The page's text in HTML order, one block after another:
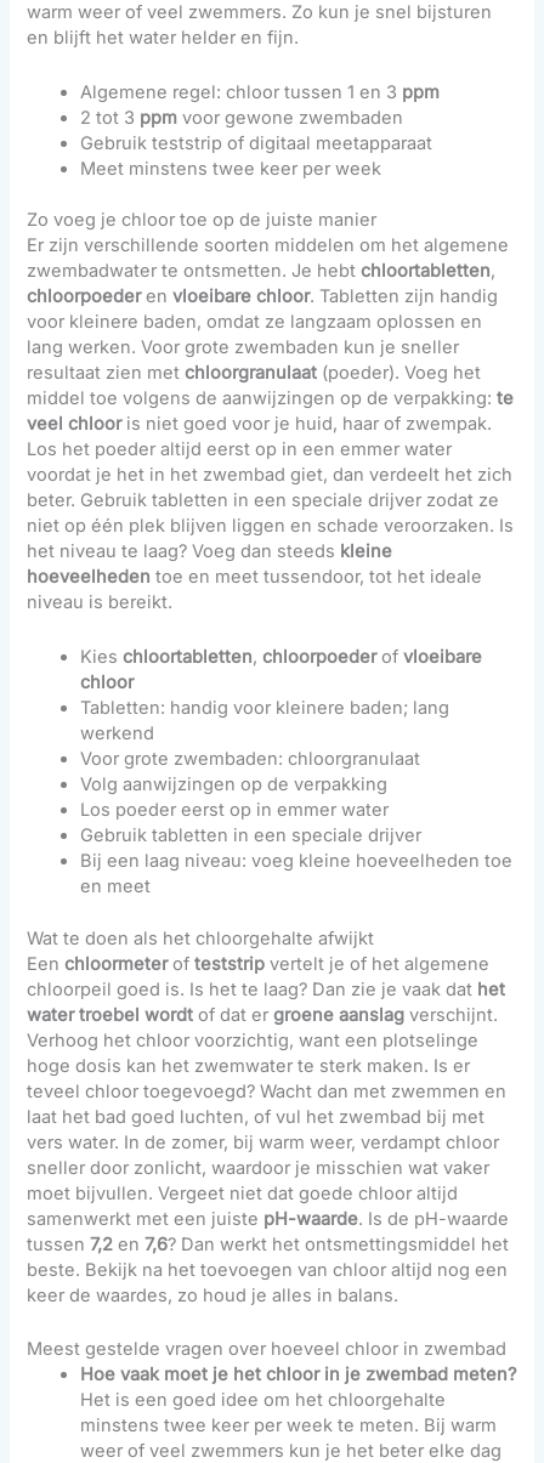
warm weer of veel zwemmers. Zo kun je snel bijsturen
en blijft het water helder en fijn.
Algemene regel: chloor tussen 1 en 3 ppm
2 tot 3 ppm voor gewone zwembaden
Gebruik teststrip of digitaal meetapparaat
Meet minstens twee keer per week
Zo voeg je chloor toe op de juiste manier
Er zijn verschillende soorten middelen om het algemene
zwembadwater te ontsmetten. Je hebtchloortabletten,
chloorpoederenvloeibare chloor. Tabletten zijn handig
voor kleinere baden, omdat ze langzaam oplossen en
lang werken. Voor grote zwembaden kun je sneller
resultaat zien metchloorgranulaat (poeder). Voeg het
middel toe volgens de aanwijzingen op de verpakking:te
veel chlooris niet goed voor je huid, haar of zwempak.
Los het poeder altijd eerst op in een emmer water
voordat je het in het zwembad giet, dan verdeelt het zich
beter. Gebruik tabletten in een speciale drijver zodat ze
niet op één plek blijven liggen en schade veroorzaken. Is
het niveau te laag? Voeg dan steeds kleine
hoeveelheden toe en meet tussendoor, tot het ideale
niveau is bereikt.
Kieschloortabletten,chloorpoederofvloeibare
chloor
Tabletten: handig voor kleinere baden; lang
werkend
Voor grote zwembaden: chloorgranulaat
Volg aanwijzingen op de verpakking
Los poeder eerst op in emmer water
Gebruik tabletten in een speciale drijver
Bij een laag niveau: voeg kleine hoeveelheden toe
en meet
Wat te doen als het chloorgehalte afwijkt
Eenchloormeterofteststrip vertelt je of het algemene
chloorpeil goed is. Is het te laag? Dan zie je vaak dat het
water troebel wordt of dat ergroene aanslag verschijnt.
Verhoog het chloor voorzichtig, want een plotselinge
hoge dosis kan het zwemwater te sterk maken. Is er
teveel chloor toegevoegd? Wacht dan met zwemmen en
laat het bad goed luchten, of vul het zwembad bij met
vers water. In de zomer, bij warm weer, verdampt chloor
sneller door zonlicht, waardoor je misschien wat vaker
moet bijvullen. Vergeet niet dat goede chloor altijd
samenwerkt met een juiste pH-waarde. Is de pH-waarde
tussen7,2 en7,6? Dan werkt het ontsmettingsmiddel het
beste. Bekijk na het toevoegen van chloor altijd nog een
keer de waardes, zo houd je alles in balans.
Meest gestelde vragen over hoeveel chloor in zwembad
Hoe vaak moet je het chloor in je zwembad meten?
Het is een goed idee om het chloorgehalte
minstens twee keer per week te meten. Bij warm
weer of veel zwemmers kun je het beter elke dag